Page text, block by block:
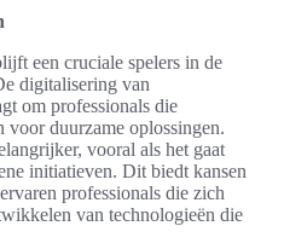
een cruciale spelers in de
digitalisering van
om professionals die
voor duurzame oplossingen.
vooral als het gaat
initiatieven. Dit biedt kansen
professionals die zich
van technologieën die